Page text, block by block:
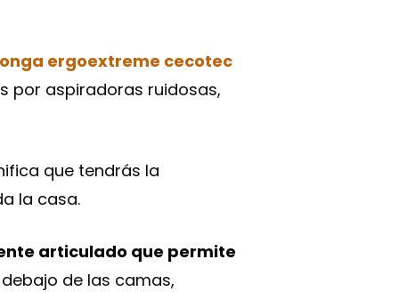
por aspiradoras ruidosas,
que tendrás la
la casa.
articulado que permite
de las camas,